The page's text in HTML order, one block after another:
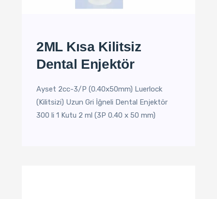
2ML Kısa Kilitsiz
Dental Enjektör
Ayset 2cc-3/P (0.40x50mm) Luerlock
(Kilitsizi) Uzun Gri İğneli Dental Enjektör
300 li 1 Kutu 2 ml (3P 0.40 x 50 mm)